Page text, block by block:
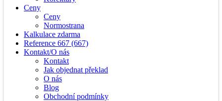
Ceny
Ceny
Normostrana
Kalkulace zdarma
Reference 667 (667)
Kontakt/O nás
Kontakt
Jak objednat překlad
O nás
Blog
Obchodní podmínky